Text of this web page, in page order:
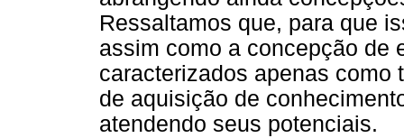
Ressaltamos que, para que
assim como a concepção de
caracterizados apenas como
de aquisição de
atendendo seus potenciais.